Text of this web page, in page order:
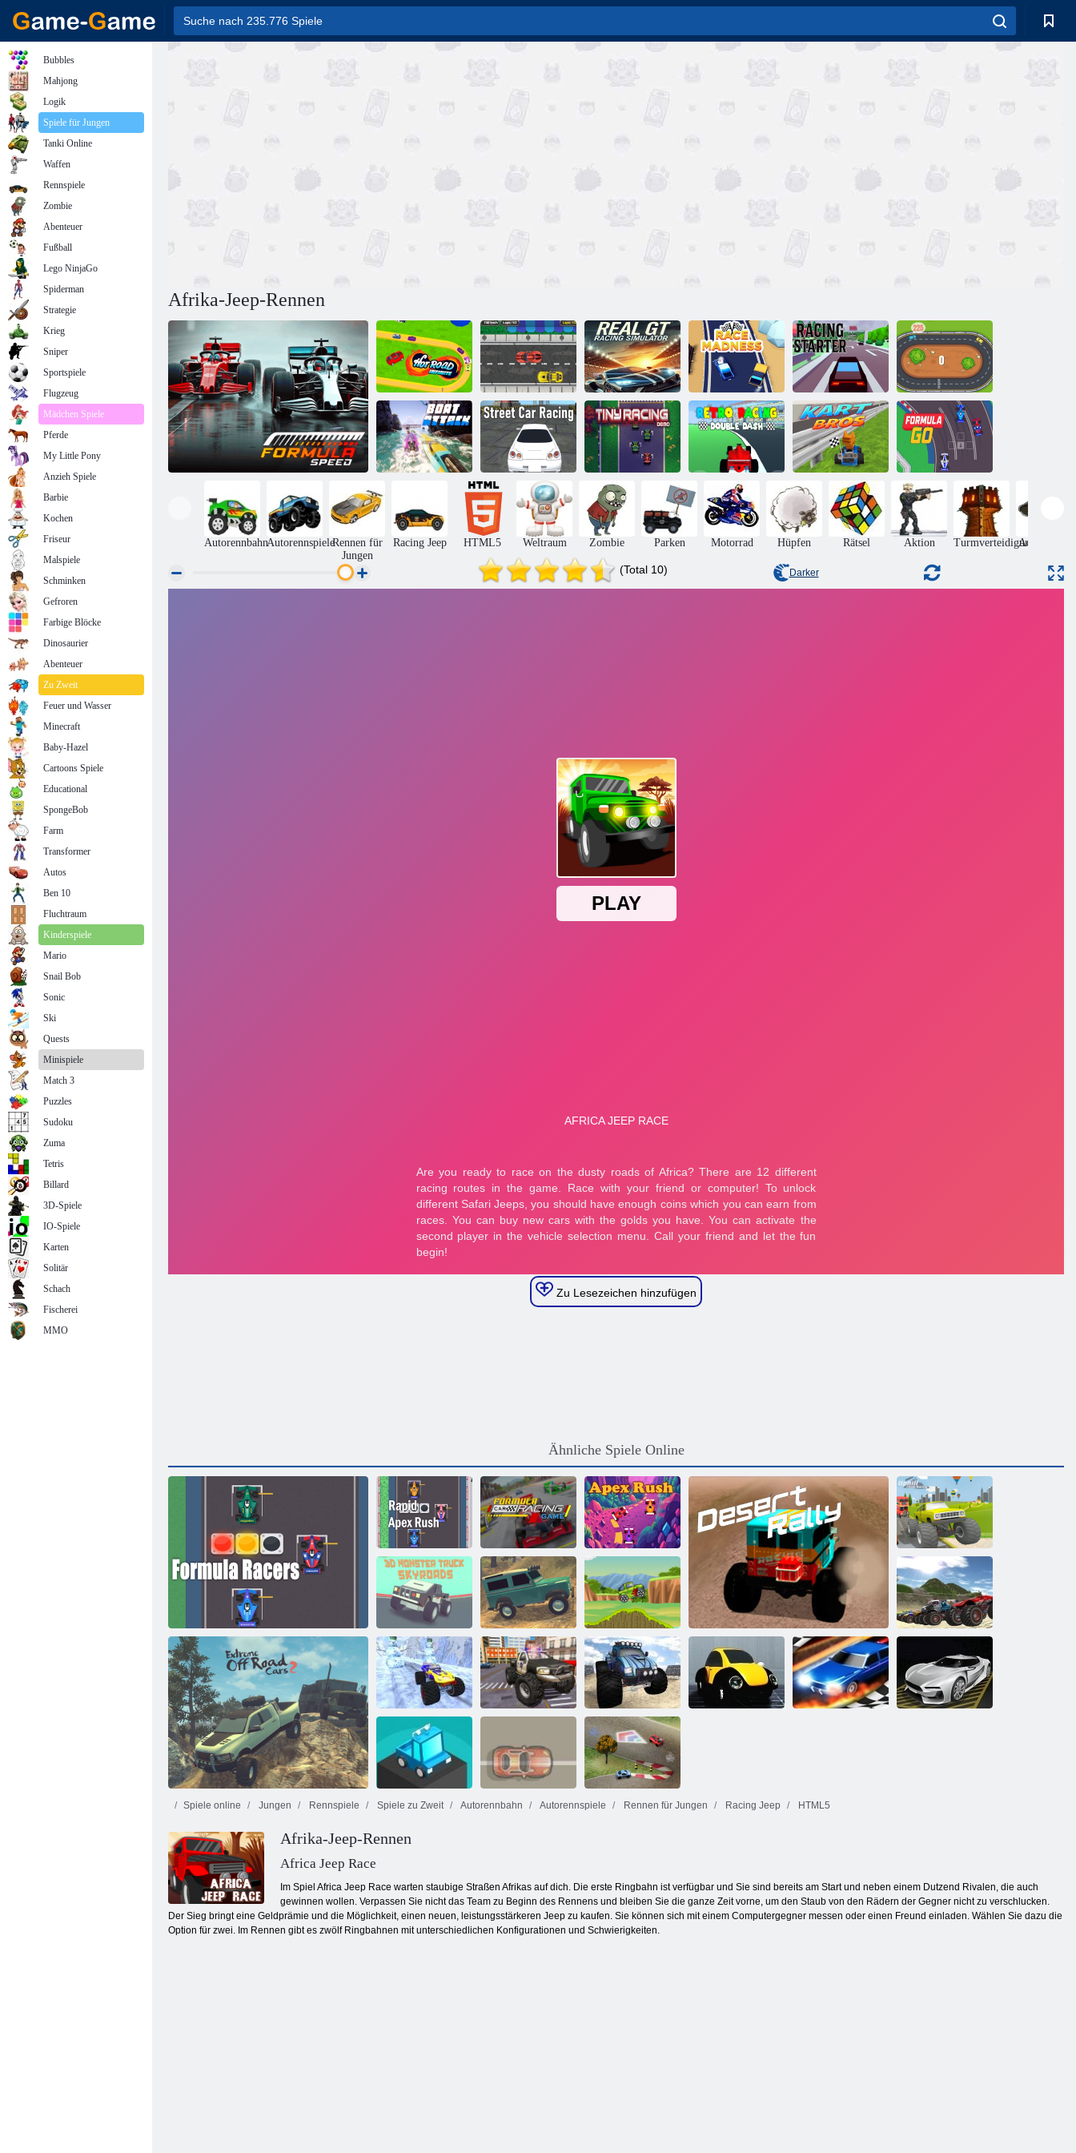
Afrika-Jeep-Rennen
Heiße Straße
unendlich
Rennspiel
Real GT Racing
Simulator
Rassenwahnsinn Rennstarter Crashlos
Bootsangriff
Straßenauto -
Rennen
Tiny Racing
Retro Racing
Kart Bros Formel gehen
AutorennbahnAutorennspieleRennen für
Jungen
Racing Jeep HTML5 Weltraum Zombie Parken Motorrad Hüpfen Rätsel Aktion TurmverteidigungAdventures
(Total 10) Darker
Zu Lesezeichen hinzufügen
Ähnliche Spiele Online
Formel -Rennfahrer
Rapid Apex
Rush
Formel-Auto-
Rennspiele
Apex Rush Aufstiegsklettern
3D Monster
Truck Skyroads
Extreme
OffRoad Autos
Extreme Offroad -Autos 2
Jeep-Fahrt
Offroad -
Monster -Trucks
Weihnachtsmonster-
LKW
Polizei-LKW-
Fahrer-
Simulator
Monster Truck
Freestyle
Block- Racer
Spiele online Jungen Rennspiele Spiele zu Zweit Autorennbahn Autorennspiele Rennen für Jungen Racing Jeep HTML5
Afrika-Jeep-Rennen
Africa Jeep Race
Im Spiel Africa Jeep Race warten staubige Straßen Afrikas auf dich. Die erste Ringbahn ist verfügbar und Sie sind bereits am Start und neben einem Dutzend Rivalen, die auch
gewinnen wollen. Verpassen Sie nicht das Team zu Beginn des Rennens und bleiben Sie die ganze Zeit vorne, um den Staub von den Rädern der Gegner nicht zu verschlucken.
Der Sieg bringt eine Geldprämie und die Möglichkeit, einen neuen, leistungsstärkeren Jeep zu kaufen. Sie können sich mit einem Computergegner messen oder einen Freund einladen. Wählen Sie dazu die
Option für zwei. Im Rennen gibt es zwölf Ringbahnen mit unterschiedlichen Konfigurationen und Schwierigkeiten.
Bubbles
Mahjong
Logik
Spiele für Jungen
Tanki Online
Waffen
Rennspiele
Zombie
Abenteuer
Fußball
Lego NinjaGo
Spiderman
Strategie
Krieg
Sniper
Sportspiele
Flugzeug
Mädchen Spiele
Pferde
My Little Pony
Anzieh Spiele
Barbie
Kochen
Friseur
Malspiele
Schminken
Gefroren
Farbige Blöcke
Dinosaurier
Abenteuer
Zu Zweit
Feuer und Wasser
Minecraft
Baby-Hazel
Cartoons Spiele
Educational
SpongeBob
Farm
Transformer
Autos
Ben 10
Fluchtraum
Kinderspiele
Mario
Snail Bob
Sonic
Ski
Quests
Minispiele
Match 3
Puzzles
Sudoku
Zuma
Tetris
Billard
3D-Spiele
IO-Spiele
Karten
Solitär
Schach
Fischerei
MMO